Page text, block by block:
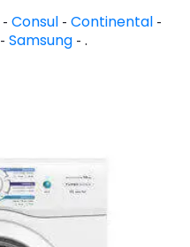
- Consul - Continental -
- Samsung- .